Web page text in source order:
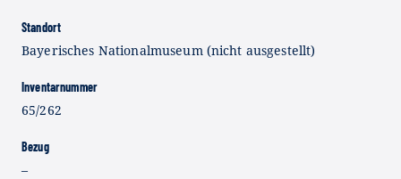
Standort
Bayerisches Nationalmuseum (nicht ausgestellt)
Inventarnummer
65/262
Bezug
–